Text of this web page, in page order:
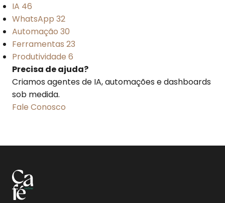
IA 46
WhatsApp 32
Automação 30
Ferramentas 23
Produtividade 6
Precisa de ajuda?
Criamos agentes de IA, automações e dashboards
sob medida.
Fale Conosco